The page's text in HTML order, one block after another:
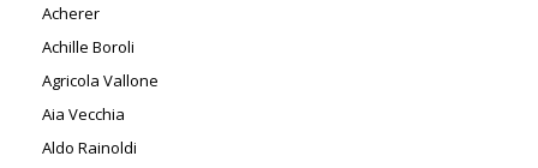
Acherer
Achille Boroli
Agricola Vallone
Aia Vecchia
Aldo Rainoldi